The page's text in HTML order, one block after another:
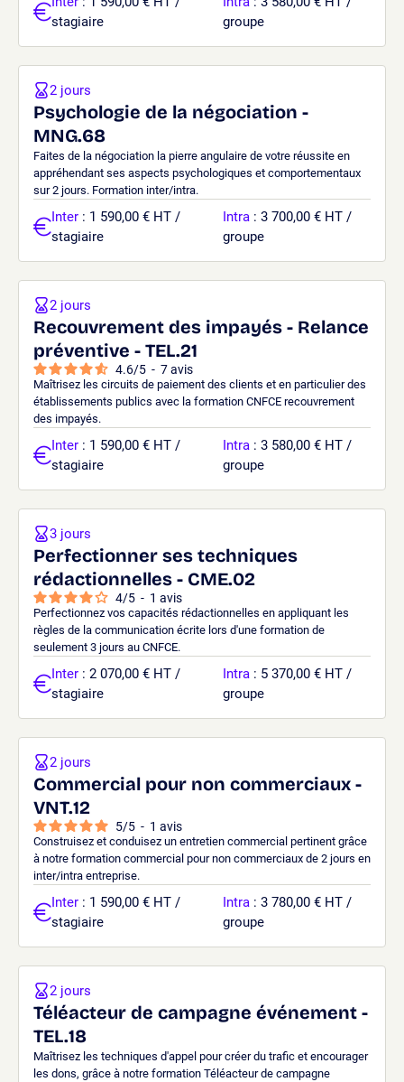
stagiaire
groupe
Psychologie de la négociation -
MNG.68
Faites de la négociation la pierre angulaire de votre réussite en
appréhendant ses aspects psychologiques et comportementaux
sur 2 jours. Formation inter/intra.
2 jours
Inter : 1 590,00 € HT /
stagiaire
Intra : 3 700,00 € HT /
groupe
Recouvrement des impayés - Relance
préventive - TEL.21
4.6/5 - 7avis
Maîtrisez les circuits de paiement des clients et en particulier des
établissements publics avec la formation CNFCE recouvrement
des impayés.
2 jours
Inter : 1 590,00 € HT /
stagiaire
Intra : 3 580,00 € HT /
groupe
Perfectionner ses techniques
rédactionnelles - CME.02
4/5 - 1 avis
Perfectionnez vos capacités rédactionnelles en appliquant les
règles de la communication écrite lors d'une formation de
seulement 3 jours au CNFCE.
3 jours
Inter : 2 070,00 € HT /
stagiaire
Intra : 5 370,00 € HT /
groupe
Commercial pour non commerciaux -
VNT.12
5/5 - 1 avis
Construisez et conduisez un entretien commercial pertinent grâce
à notre formation commercial pour non commerciaux de 2 jours en
inter/intra entreprise.
2 jours
Inter : 1 590,00 € HT /
stagiaire
Intra : 3 780,00 € HT /
groupe
Téléacteur de campagne événement -
TEL.18
Maîtrisez les techniques d'appel pour créer du trafic et encourager
les dons, grâce à notre formation Téléacteur de campagne
2 jours